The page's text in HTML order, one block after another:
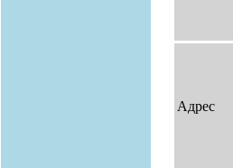
Адрес